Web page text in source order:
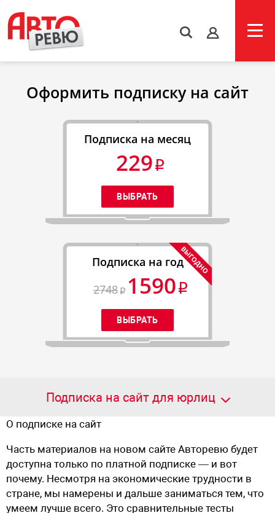
s
Оформить подписку на сайт
Подписка на месяц
229
Подписка на год
2748
1590
Подписка на сайт для юрлиц
О подписке на сайт
Часть материалов на новом сайте Авторевю будет
доступна только по платной подписке — и вот
почему. Несмотря на экономические трудности в
стране, мы намерены и дальше заниматься тем, что
умеем лучше всего. Это сравнительные тесты